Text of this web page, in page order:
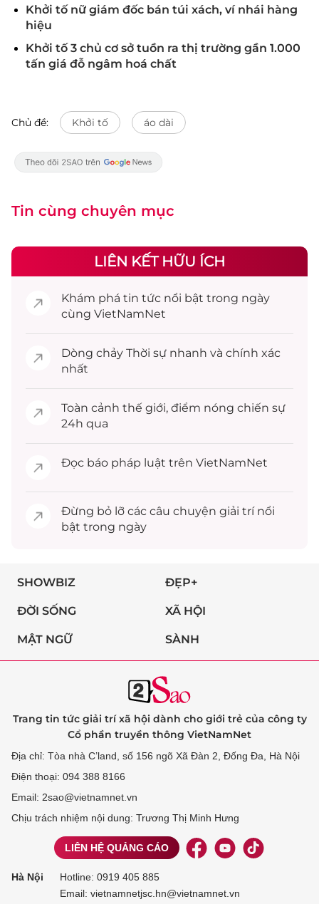
Khởi tố nữ giám đốc bán túi xách, ví nhái hàng
hiệu
Khởi tố 3 chủ cơ sở tuồn ra thị trường gần 1.000
tấn giá đỗ ngâm hoá chất
Chủ đề: Khởi tố áo dài
Tin cùng chuyên mục
LIÊN KẾT HỮU ÍCH
Khám phá tin tức nổi bật trong ngày
cùng VietNamNet
Dòng chảy Thời sự nhanh và chính xác
nhất
Toàn cảnh thế giới, điểm nóng chiến sự
24h qua
Đọc báo pháp luật trên VietNamNet
Đừng bỏ lỡ các câu chuyện giải trínổi
bật trong ngày
SHOWBIZ ĐẸP+
ĐỜI SỐNG XÃ HỘI
MẬT NGỮ SÀNH
Trang tin tức giải trí xã hội dành cho giới trẻ của công ty
Cổ phần truyền thông VietNamNet
Địa chỉ: Tòa nhà C’land, số 156 ngõ Xã Đàn 2, Đống Đa, Hà Nội
Điện thoại: 094 388 8166
Email: 2sao@vietnamnet.vn
Chịu trách nhiệm nội dung: Trương Thị Minh Hưng
LIÊN HỆ QUẢNG CÁO
Hà Nội Hotline: 0919 405 885
Email: vietnamnetjsc.hn@vietnamnet.vn